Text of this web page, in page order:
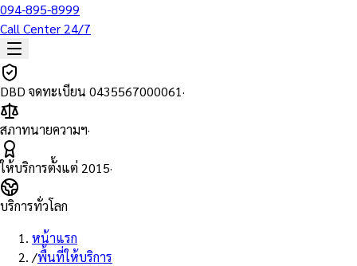
094-895-8999
Call Center 24/7
DBD จดทะเบียน 0435567000061·
สภาทนายความฯ·
ให้บริการตั้งแต่ 2015·
บริการทั่วโลก
หน้าแรก
/พื้นที่ให้บริการ